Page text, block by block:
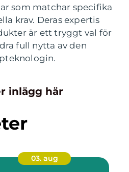
som matchar specifika
krav. Deras expertis
är ett tryggt val för
full nytta av den
inlägg här
03. aug